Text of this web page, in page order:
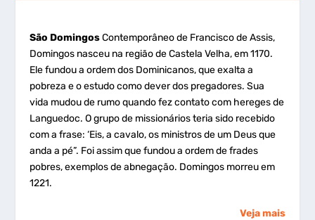
São DomingosContemporâneo de Francisco de Assis,
Domingos nasceu na região de Castela Velha, em 1170.
Ele fundou a ordem dos Dominicanos, que exalta a
pobreza e o estudo como dever dos pregadores. Sua
vida mudou de rumo quando fez contato com hereges de
Languedoc. O grupo de missionários teria sido recebido
com a frase: ‘Eis, a cavalo, os ministros de um Deus que
anda a pé”. Foi assim que fundou a ordem de frades
pobres, exemplos de abnegação. Domingos morreu em
1221.
Veja mais